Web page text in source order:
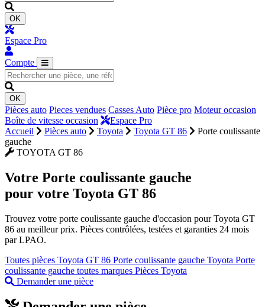
OK
Espace Pro
Compte
OK
Pièces auto Pieces vendues Casses Auto Pièce pro Moteur occasion
Boîte de vitesse occasion
Espace Pro
Accueil
Pièces auto Toyota Toyota GT 86
Porte coulissante
gauche
TOYOTA GT 86
Votre Porte coulissante gauche
pour votre Toyota GT 86
Trouvez votre porte coulissante gauche d'occasion pour Toyota GT
86 au meilleur prix. Pièces contrôlées, testées et garanties 24 mois
par LPAO.
Toutes pièces Toyota GT 86 Porte coulissante gauche Toyota Porte
coulissante gauche toutes marques Pièces Toyota
Demander une pièce